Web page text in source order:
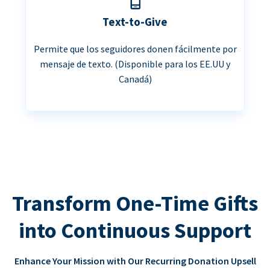
Text-to-Give
Permite que los seguidores donen fácilmente por
mensaje de texto. (Disponible para los EE.UU y
Canadá)
Transform One-Time Gifts
into Continuous Support
Enhance Your Mission with Our Recurring Donation Upsell